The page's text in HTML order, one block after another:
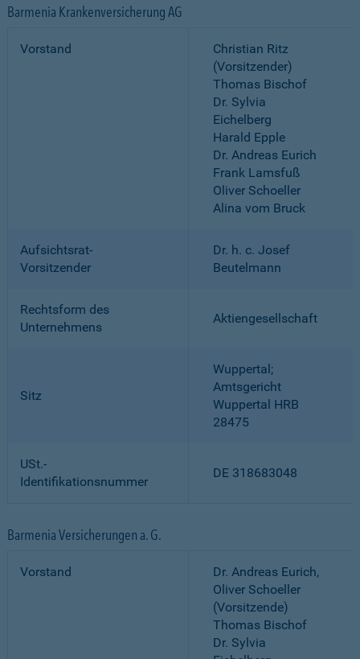
Barmenia Krankenversicherung AG
Vorstand
Christian Ritz
(Vorsitzender)
Thomas Bischof
Dr. Sylvia
Eichelberg
Harald Epple
Dr. Andreas Eurich
Frank Lamsfuß
Oliver Schoeller
Alina vom Bruck
Aufsichtsrat-
Vorsitzender
Dr. h. c. Josef
Beutelmann
Rechtsform des
Unternehmens
Aktiengesellschaft
Sitz
Wuppertal;
Amtsgericht
Wuppertal HRB
28475
USt.-
Identifikationsnummer
DE 318683048
Barmenia Versicherungen a. G.
Vorstand
Dr. Andreas Eurich,
Oliver Schoeller
(Vorsitzende)
Thomas Bischof
Dr. Sylvia